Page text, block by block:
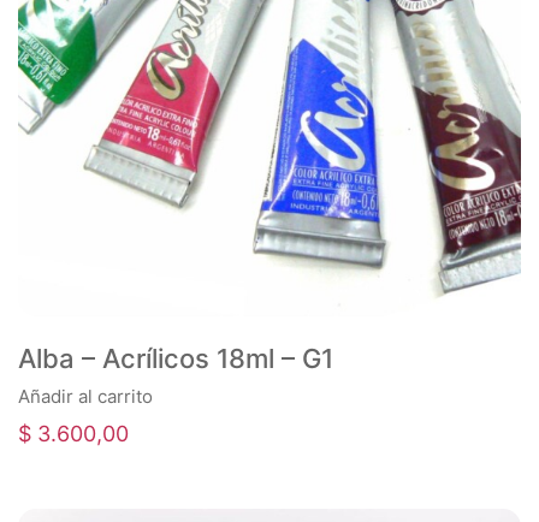
Alba – Acrílicos 18ml – G1
Añadir al carrito
$ 3.600,00